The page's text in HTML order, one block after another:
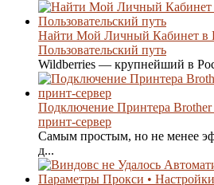
Найти Мой Личный Кабинет в
Пользовательский путь
Wildberries — крупнейший в
Подключение Принтера
принт-сервер
Самым простым, но не менее
д...